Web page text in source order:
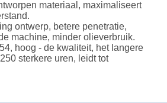
materiaal, maximaliseert
ontwerp, betere penetratie,
machine, minder olieverbruik.
hoog - de kwaliteit, het langere
sterkere uren, leidt tot